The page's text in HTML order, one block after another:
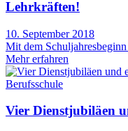
Lehrkräften!
10. September 2018
Mit dem
Mehr erfahren
Berufsschule
Vier Dienstjubiläen